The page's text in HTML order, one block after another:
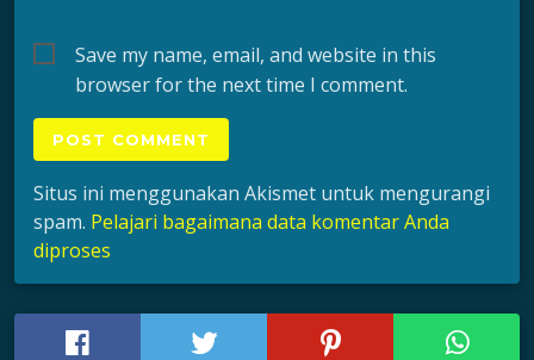
Save my name, email, and website in this
browser for the next time I comment.
Situs ini menggunakan Akismet untuk mengurangi
spam. Pelajari bagaimana data komentar Anda
diproses